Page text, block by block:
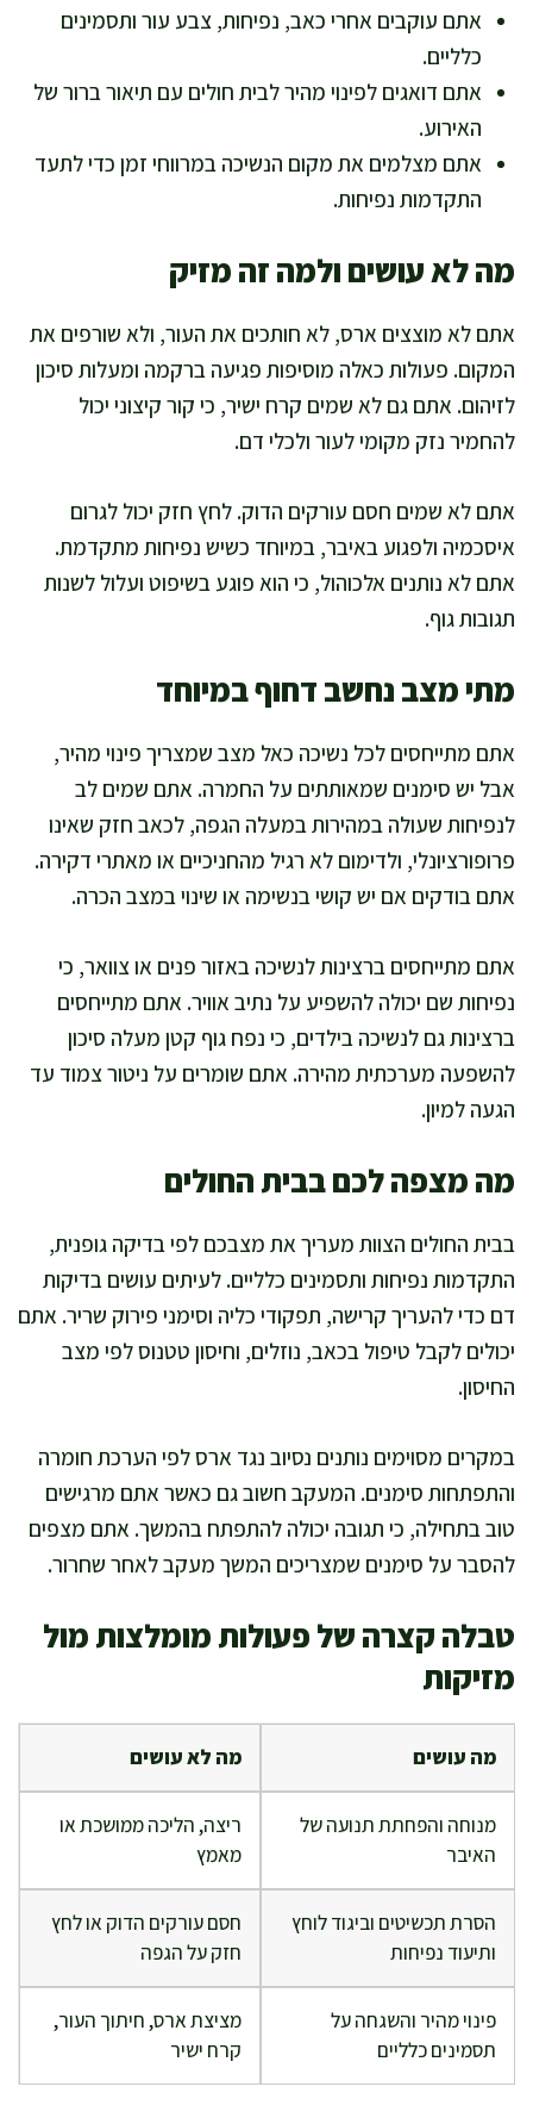
אתם עוקבים אחרי כאב, נפיחות, צבע עור ותסמינים
כלליים.
אתם דואגים לפינוי מהיר לבית חולים עם תיאור ברור של
האירוע.
אתם מצלמים את מקום הנשיכה במרווחי זמן כדי לתעד
התקדמות נפיחות.
מה לא עושים ולמה זה מזיק
אתם לא מוצצים ארס, לא חותכים את העור, ולא שורפים את
המקום. פעולות כאלה מוסיפות פגיעה ברקמה ומעלות סיכון
לזיהום. אתם גם לא שמים קרח ישיר, כי קור קיצוני יכול
להחמיר נזק מקומי לעור ולכלי דם.
אתם לא שמים חסם עורקים הדוק. לחץ חזק יכול לגרום
איסכמיה ולפגוע באיבר, במיוחד כשיש נפיחות מתקדמת.
אתם לא נותנים אלכוהול, כי הוא פוגע בשיפוט ועלול לשנות
תגובות גוף.
מתי מצב נחשב דחוף במיוחד
אתם מתייחסים לכל נשיכה כאל מצב שמצריך פינוי מהיר,
אבל יש סימנים שמאותתים על החמרה. אתם שמים לב
לנפיחות שעולה במהירות במעלה הגפה, לכאב חזק שאינו
פרופורציונלי, ולדימום לא רגיל מהחניכיים או מאתרי דקירה.
אתם בודקים אם יש קושי בנשימה או שינוי במצב הכרה.
אתם מתייחסים ברצינות לנשיכה באזור פנים או צוואר, כי
נפיחות שם יכולה להשפיע על נתיב אוויר. אתם מתייחסים
ברצינות גם לנשיכה בילדים, כי נפח גוף קטן מעלה סיכון
להשפעה מערכתית מהירה. אתם שומרים על ניטור צמוד עד
הגעה למיון.
מה מצפה לכם בבית החולים
בבית החולים הצוות מעריך את מצבכם לפי בדיקה גופנית,
התקדמות נפיחות ותסמינים כלליים. לעיתים עושים בדיקות
דם כדי להעריך קרישה, תפקודי כליה וסימני פירוק שריר. אתם
יכולים לקבל טיפול בכאב, נוזלים, וחיסון טטנוס לפי מצב
החיסון.
במקרים מסוימים נותנים נסיוב נגד ארס לפי הערכת חומרה
והתפתחות סימנים. המעקב חשוב גם כאשר אתם מרגישים
טוב בתחילה, כי תגובה יכולה להתפתח בהמשך. אתם מצפים
להסבר על סימנים שמצריכים המשך מעקב לאחר שחרור.
טבלה קצרה של פעולות מומלצות מול
מזיקות
מה עושים מה לא עושים
מנוחה והפחתת תנועה של
האיבר
ריצה, הליכה ממושכת או
מאמץ
הסרת תכשיטים וביגוד לוחץ
ותיעוד נפיחות
חסם עורקים הדוק או לחץ
חזק על הגפה
פינוי מהיר והשגחה על
תסמינים כלליים
מציצת ארס, חיתוך העור,
קרח ישיר